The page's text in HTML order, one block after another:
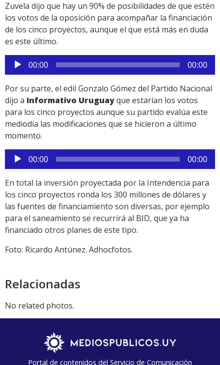
Zuvela dijo que hay un 90% de posibilidades de que estén
los votos de la oposición para acompañar la financiación
de los cinco proyectos, aunque el que está más en duda
es este último.
Reproductor
de
audio
00:00 00:00
Por su parte, el edil Gonzalo Gómez del Partido Nacional
dijo a Informativo Uruguayque estarían los votos
para los cinco proyectos aunque su partido evalúa este
mediodía las modificaciones que se hicieron a último
momento.
Reproductor
de
audio
00:00 00:00
En total la inversión proyectada por la Intendencia para
los cinco proyectos ronda los 300 millones de dólares y
las fuentes de financiamiento son diversas, por ejemplo
para el saneamiento se recurrirá al BID, que ya ha
financiado otros planes de este tipo.
Foto: Ricardo Antúnez. Adhocfotos.
Relacionadas
No related photos.
Portal de contenidos del Servicio de Comunicación